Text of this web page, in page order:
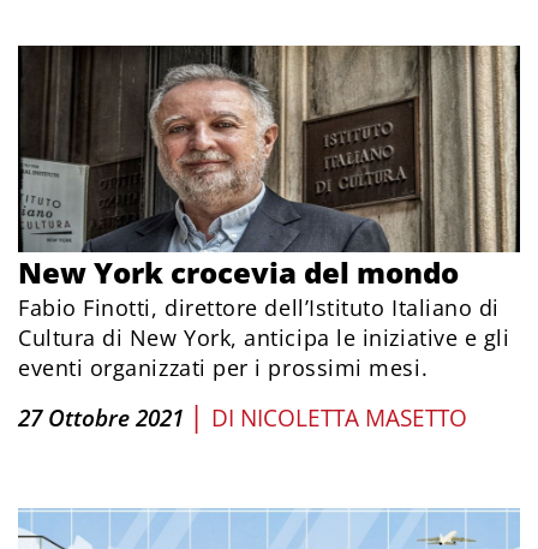
New York crocevia del mondo
Fabio Finotti, direttore dell’Istituto Italiano di
Cultura di New York, anticipa le iniziative e gli
eventi organizzati per i prossimi mesi.
27 Ottobre 2021 | DI NICOLETTA MASETTO